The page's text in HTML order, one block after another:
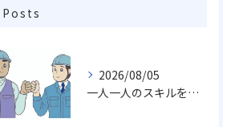
Posts
2026/08/05
一人一人のスキルを活かしチームワークや柔軟性を求め成長し続ける職場